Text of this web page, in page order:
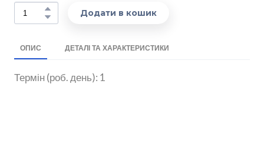
Додати в кошик
ОПИС ДЕТАЛІ ТА ХАРАКТЕРИСТИКИ
Термін (роб. день): 1